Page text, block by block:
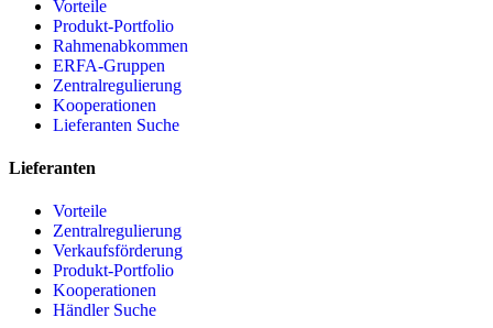
Vorteile
Produkt-Portfolio
Rahmenabkommen
ERFA-Gruppen
Zentralregulierung
Kooperationen
Lieferanten Suche
Lieferanten
Vorteile
Zentralregulierung
Verkaufsförderung
Produkt-Portfolio
Kooperationen
Händler Suche